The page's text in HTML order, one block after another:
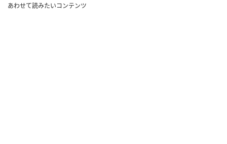
あわせて読みたいコンテンツ